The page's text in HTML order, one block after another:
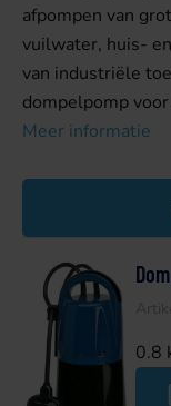
afpompen van
vuilwater, huis-
van industriële
dompelpomp
Meer informatie
0.8